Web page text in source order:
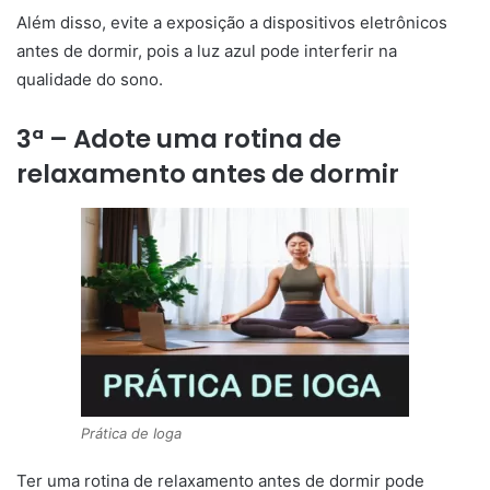
Além disso, evite a exposição a dispositivos eletrônicos
antes de dormir, pois a luz azul pode interferir na
qualidade do sono.
3ª – Adote uma rotina de
relaxamento antes de dormir
Prática de Ioga
Ter uma rotina de relaxamento antes de dormir pode